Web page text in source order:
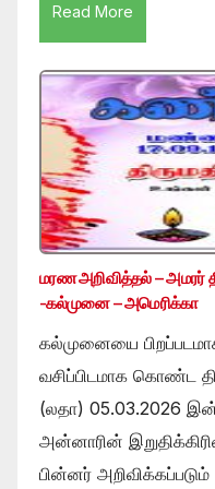
Read More
மரண அறிவித்தல் – அமரர்
-கல்முனை – அமெரிக்கா
கல்முனையை
வசிப்பிடமாக கொண்ட
(லதா) 05.03.2026
அன்னாரின்
பின்னர்